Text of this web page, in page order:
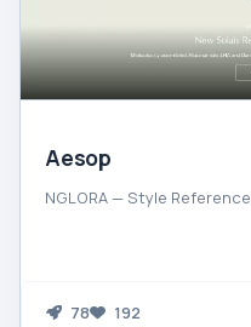
Aesop
NGLORA — Style Reference
78 192